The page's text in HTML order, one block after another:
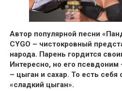
Автор популярной песни
CYGO – чистокровный
народа. Парень гордится
Интересно, но его псевдоним
– цыган и сахар. То есть себя
«сладкий цыган».